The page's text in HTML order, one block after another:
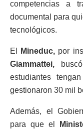
competencias a
documental para
tecnológicos.
El Mineduc, por
Giammattei,
estudiantes
gestionaron 30 mil
Además, el
para que el